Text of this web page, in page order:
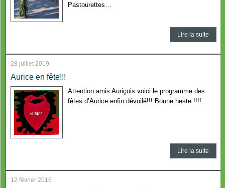
Pastourettes…
Lire la suite
28 juillet 2019
Aurice en fête!!!
Attention amis Auriçois voici le programme des
fêtes d’Aurice enfin dévoilé!!! Boune heste !!!!
Lire la suite
12 février 2016